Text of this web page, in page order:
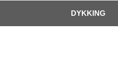
Kontakt oss!
DYKKING